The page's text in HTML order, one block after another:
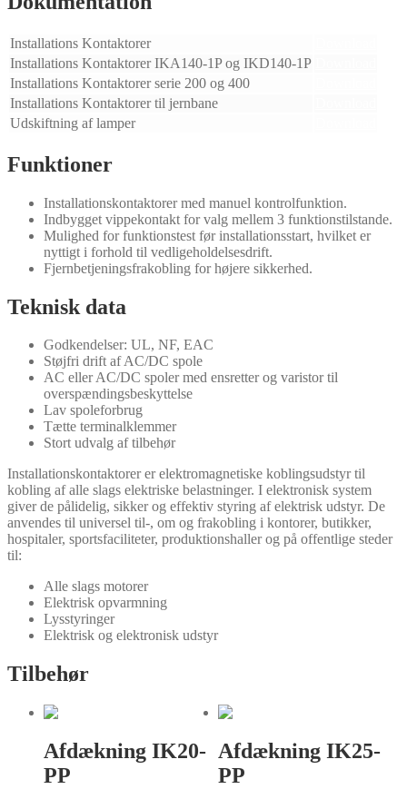
Installations Kontaktorer
Installations Kontaktorer IKA140-1P og IKD140-1P
Installations Kontaktorer serie 200 og 400
Installations Kontaktorer til jernbane
Udskiftning af lamper
Funktioner
Installationskontaktorer med manuel kontrolfunktion.
Indbygget vippekontakt for valg mellem 3 funktionstilstande.
Mulighed for funktionstest før installationsstart, hvilket er
nyttigt i forhold til vedligeholdelsesdrift.
Fjernbetjeningsfrakobling for højere sikkerhed.
Teknisk data
Godkendelser: UL, NF, EAC
Støjfri drift af AC/DC spole
AC eller AC/DC spoler med ensretter og varistor til
overspændingsbeskyttelse
Lav spoleforbrug
Tætte terminalklemmer
Stort udvalg af tilbehør
Installationskontaktorer er elektromagnetiske koblingsudstyr til
kobling af alle slags elektriske belastninger. I elektronisk system
giver de pålidelig, sikker og effektiv styring af elektrisk udstyr. De
anvendes til universel til-, om og frakobling i kontorer, butikker,
hospitaler, sportsfaciliteter, produktionshaller og på offentlige steder
til:
Alle slags motorer
Elektrisk opvarmning
Lysstyringer
Elektrisk og elektronisk udstyr
Tilbehør
Afdækning IK20-
PP
Afdækning IK25-
PP